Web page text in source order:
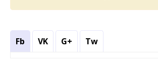
Fb VK G+ Tw